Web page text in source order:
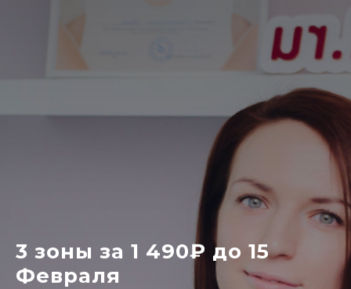
3 зоны за 1 490₽ до 15
Февраля